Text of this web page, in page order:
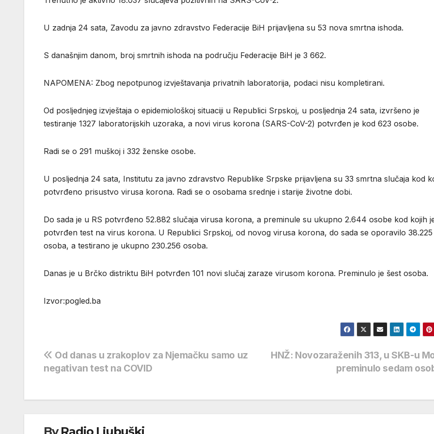
U zadnja 24 sata, Zavodu za javno zdravstvo Federacije BiH prijavljena su 53 nova smrtna ishoda.
S današnjim danom, broj smrtnih ishoda na području Federacije BiH je 3 662.
NAPOMENA: Zbog nepotpunog izvještavanja privatnih laboratorija, podaci nisu kompletirani.
Od posljednjeg izvještaja o epidemiološkoj situaciji u Republici Srpskoj, u posljednja 24 sata, izvršeno je
testiranje 1327 laboratorijskih uzoraka, a novi virus korona (SARS-CoV-2) potvrđen je kod 623 osobe.
Radi se o 291 muškoj i 332 ženske osobe.
U posljednja 24 sata, Institutu za javno zdravstvo Republike Srpske prijavljena su 33 smrtna slučaja kod
potvrđeno prisustvo virusa korona. Radi se o osobama srednje i starije životne dobi.
Do sada je u RS potvrđeno 52.882 slučaja virusa korona, a preminule su ukupno 2.644 osobe kod kojih
potvrđen test na virus korona. U Republici Srpskoj, od novog virusa korona, do sada se oporavilo 38.225
osoba, a testirano je ukupno 230.256 osoba.
Danas je u Brčko distriktu BiH potvrđen 101 novi slučaj zaraze virusom korona. Preminulo je šest osoba.
Izvor:pogled.ba
Navigacija
objava
HNŽ: Novozaraženih 313, u SKB-u
preminulo sedam
Od danas u zrakoplov za Njemačku samo uz
negativan test na COVID